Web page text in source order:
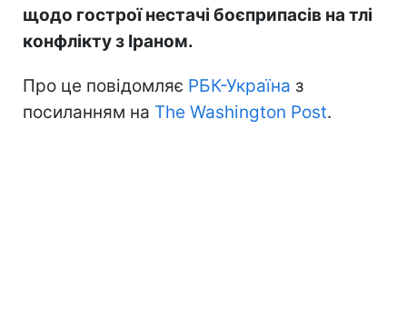
щодо гострої нестачі боєприпасів на тлі
конфлікту з Іраном.
Про це повідомляє РБК-Україна з
посиланням на The Washington Post.